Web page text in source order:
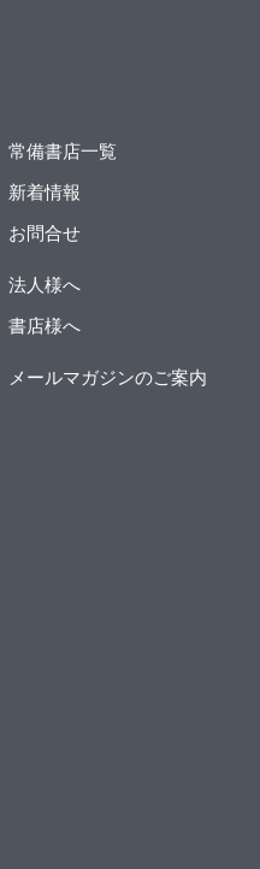
常備書店一覧
新着情報
お問合せ
法人様へ
書店様へ
メールマガジンのご案内